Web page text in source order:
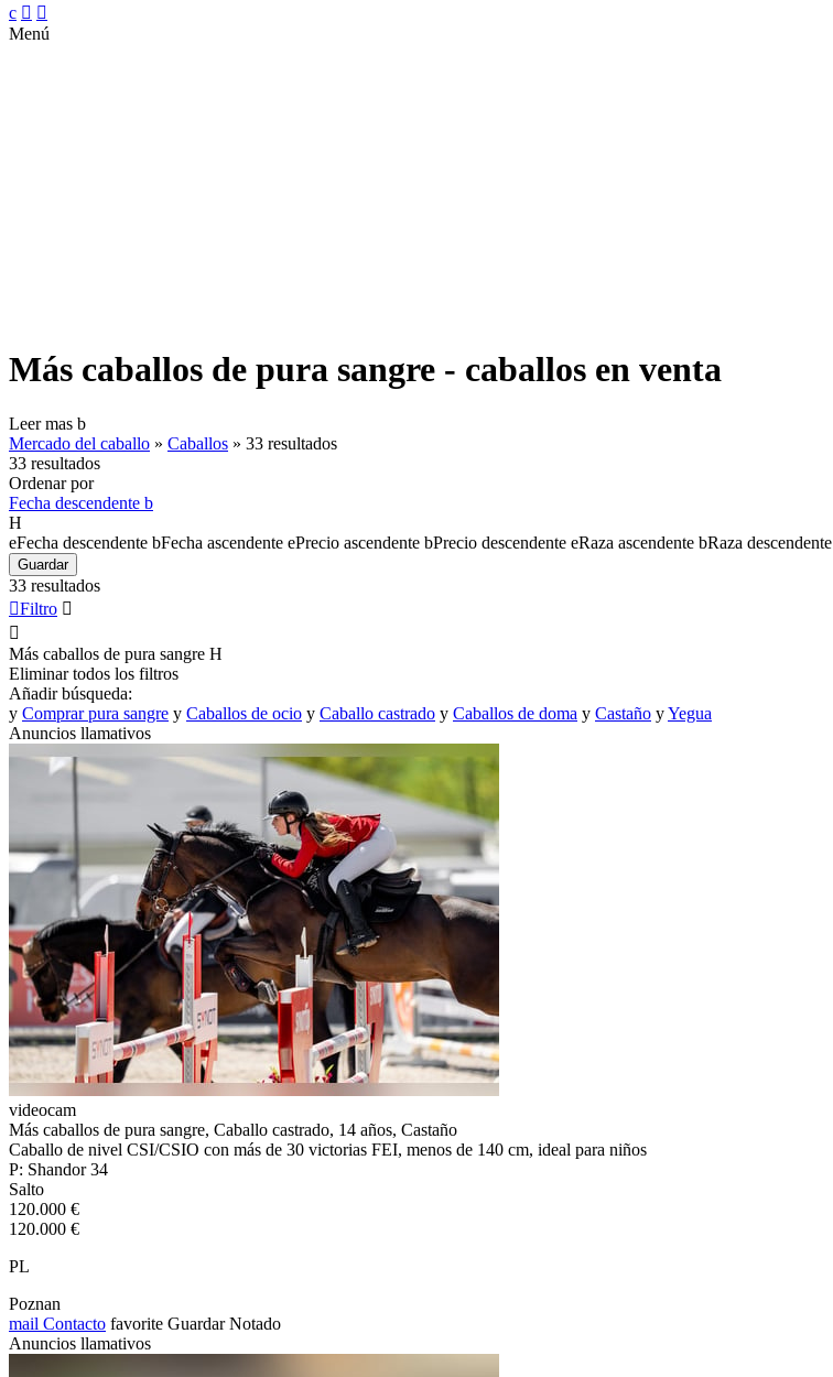
c  
Menú
Más caballos de pura sangre - caballos en venta
Leer mas b
Mercado del caballo » Caballos » 33 resultados
33 resultados
Ordenar por
Fecha descendente b
H
eFecha descendente bFecha ascendente ePrecio ascendente bPrecio descendente eRaza ascendente bRaza descendente
Guardar
33 resultados
Filtro 

Más caballos de pura sangre H
Eliminar todos los filtros
Añadir búsqueda:
y Comprar pura sangre y Caballos de ocio y Caballo castrado y Caballos de doma y Castaño yYegua
Anuncios llamativos
videocam
Más caballos de pura sangre, Caballo castrado, 14 años, Castaño
Caballo de nivel CSI/CSIO con más de 30 victorias FEI, menos de 140 cm, ideal para niños
P: Shandor 34
Salto
120.000 €
120.000 €
PL
Poznan
mail Contacto favorite Guardar Notado
Anuncios llamativos